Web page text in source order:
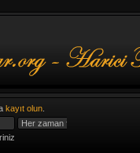
kayıt olun.